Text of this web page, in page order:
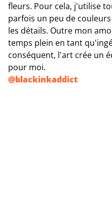
fleurs. Pour cela, j'utilise
parfois un peu de
les détails. Outre mon
temps plein en tant
conséquent, l'art crée un
pour moi.
@blackinkaddict